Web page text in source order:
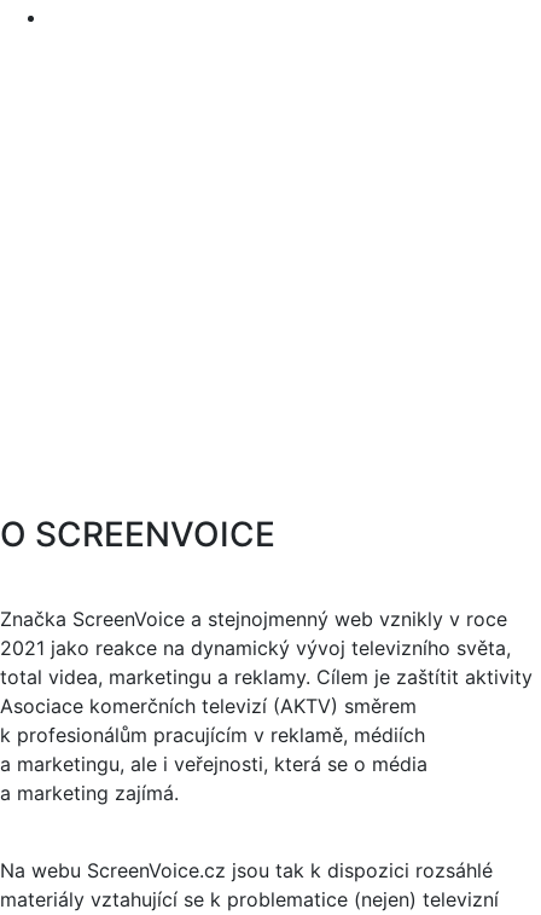
O SCREENVOICE
Značka ScreenVoice a stejnojmenný web vznikly v roce
2021 jako reakce na dynamický vývoj televizního světa,
total videa, marketingu a reklamy. Cílem je zaštítit aktivity
Asociace komerčních televizí (AKTV) směrem
k profesionálům pracujícím v reklamě, médiích
a marketingu, ale i veřejnosti, která se o média
a marketing zajímá.
Na webu ScreenVoice.cz jsou tak k dispozici rozsáhlé
materiály vztahující se k problematice (nejen) televizní